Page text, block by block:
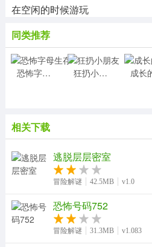
在空闲的时候游玩
同类推荐
恐怖字母生存 狂扔小朋友
相关下载
逃脱层层密室
冒险解谜 42.5MB v1.0
恐怖号码752
冒险解谜 31.3MB v1.083